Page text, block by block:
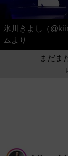
氷川きよし（
ムより
まだま